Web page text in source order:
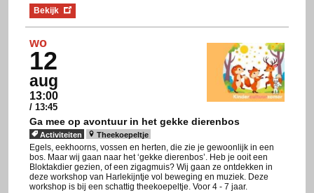
Bekijk
wo
12
aug
13:00
/ 13:45
Ga mee op avontuur in het gekke dierenbos
Activiteiten Theekoepeltje
Egels, eekhoorns, vossen en herten, die zie je gewoonlijk in een
bos. Maar wij gaan naar het ‘gekke dierenbos’. Heb je ooit een
Bloktakdier gezien, of een zigagmuis? Wij gaan ze ontdekken in
deze workshop van Harlekijntje vol beweging en muziek. Deze
workshop is bij een schattig theekoepeltje. Voor 4 - 7 jaar.